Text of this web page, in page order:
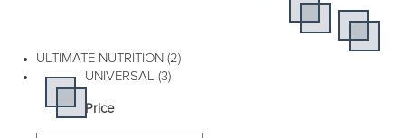
ULTIMATE NUTRITION (2)
UNIVERSAL (3)
Price